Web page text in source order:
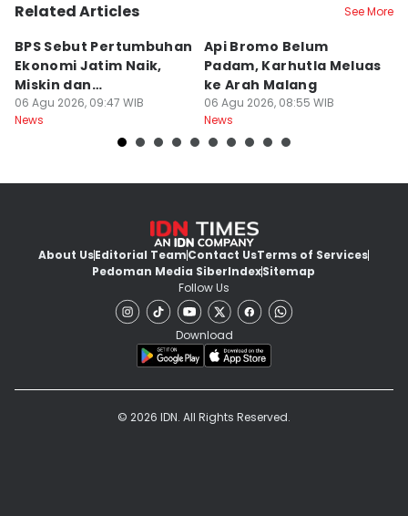
Related Articles See More
BPS Sebut Pertumbuhan
Ekonomi Jatim Naik,
Miskin dan
Pengangguran Turun
06 Agu 2026, 09:47 WIB
News
Api Bromo Belum
Padam, Karhutla Meluas
ke Arah Malang
06 Agu 2026, 08:55 WIB
News
About UsEditorial TeamContact UsTerms of Services
Pedoman Media SiberIndexSitemap
Follow Us
Download
© 2026 IDN. All Rights Reserved.